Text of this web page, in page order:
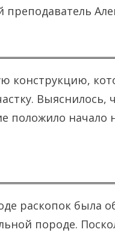
конструкцию,
Выяснилось,
положило начало
раскопок была
породе.